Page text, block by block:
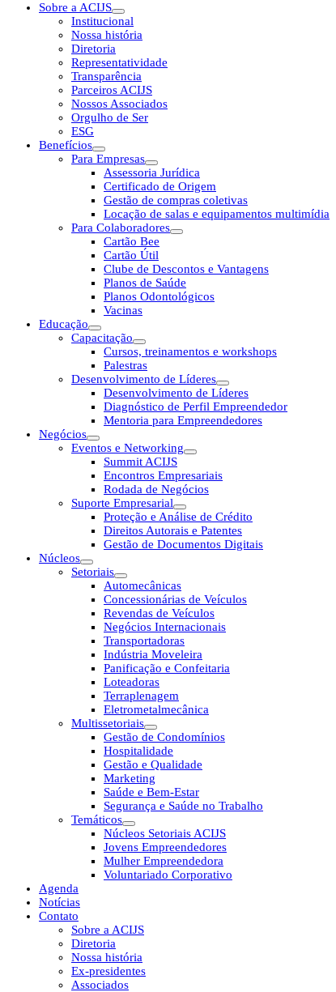
Sobre a ACIJS
Institucional
Nossa história
Diretoria
Representatividade
Transparência
Parceiros ACIJS
Nossos Associados
Orgulho de Ser
ESG
Benefícios
Para Empresas
Assessoria Jurídica
Certificado de Origem
Gestão de compras coletivas
Locação de salas e equipamentos multimídia
Para Colaboradores
Cartão Bee
Cartão Útil
Clube de Descontos e Vantagens
Planos de Saúde
Planos Odontológicos
Vacinas
Educação
Capacitação
Cursos, treinamentos e workshops
Palestras
Desenvolvimento de Líderes
Desenvolvimento de Líderes
Diagnóstico de Perfil Empreendedor
Mentoria para Empreendedores
Negócios
Eventos e Networking
Summit ACIJS
Encontros Empresariais
Rodada de Negócios
Suporte Empresarial
Proteção e Análise de Crédito
Direitos Autorais e Patentes
Gestão de Documentos Digitais
Núcleos
Setoriais
Automecânicas
Concessionárias de Veículos
Revendas de Veículos
Negócios Internacionais
Transportadoras
Indústria Moveleira
Panificação e Confeitaria
Loteadoras
Terraplenagem
Eletrometalmecânica
Multissetoriais
Gestão de Condomínios
Hospitalidade
Gestão e Qualidade
Marketing
Saúde e Bem-Estar
Segurança e Saúde no Trabalho
Temáticos
Núcleos Setoriais ACIJS
Jovens Empreendedores
Mulher Empreendedora
Voluntariado Corporativo
Agenda
Notícias
Contato
Sobre a ACIJS
Diretoria
Nossa história
Ex-presidentes
Associados